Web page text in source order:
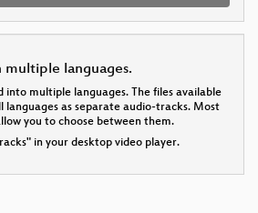
multiple languages.
into multiple languages. The files available
languages as separate audio-tracks. Most
you to choose between them.
in your desktop video player.